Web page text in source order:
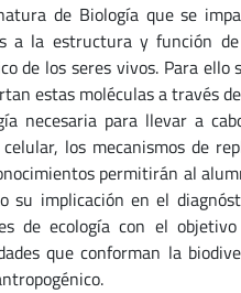
de Biología que se
a la estructura y función
de los seres vivos. Para
estas moléculas a través
necesaria para llevar a
los mecanismos de
permitirán al
su implicación en el
de ecología con el
que conforman la